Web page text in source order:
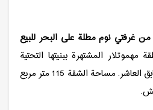
غرفتي نوم مطلة على البحر للبيع
مهموتلار المشتهرة ببنيتها التحتية
المتطورة تقع الشقة في الطابق العاشر. مساحة الشقة 115 متر مربع